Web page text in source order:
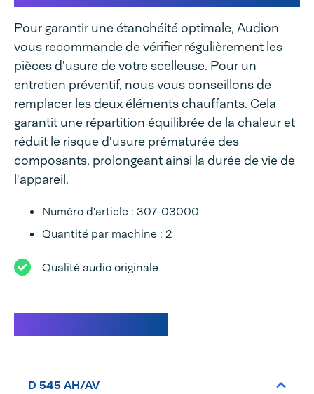
Pour garantir une étanchéité optimale, Audion
vous recommande de vérifier régulièrement les
pièces d'usure de votre scelleuse. Pour un
entretien préventif, nous vous conseillons de
remplacer les deux éléments chauffants. Cela
garantit une répartition équilibrée de la chaleur et
réduit le risque d'usure prématurée des
composants, prolongeant ainsi la durée de vie de
l'appareil.
Numéro d'article : 307-03000
Quantité par machine : 2
Qualité audio originale
D 545 AH/AV